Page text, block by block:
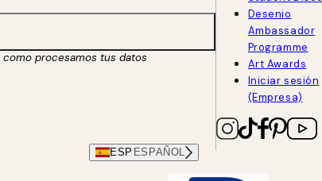
procesamos tus datos
Desenio
Ambassador
Programme
Art Awards
Iniciar sesión
(Empresa)
ESP ESPAÑOL